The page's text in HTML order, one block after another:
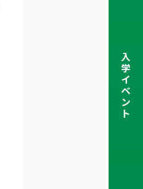
入
学
イ
ベ
ン
ト